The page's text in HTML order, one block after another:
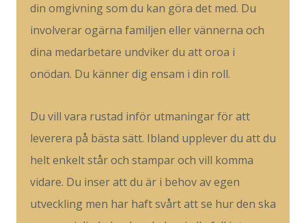
din omgivning som du kan göra det med. Du
involverar ogärna familjen eller vännerna och
dina medarbetare undviker du att oroa i
onödan. Du känner dig ensam i din roll.
Du vill vara rustad inför utmaningar för att
leverera på bästa sätt. Ibland upplever du att du
helt enkelt står och stampar och vill komma
vidare. Du inser att du är i behov av egen
utveckling men har haft svårt att se hur den ska